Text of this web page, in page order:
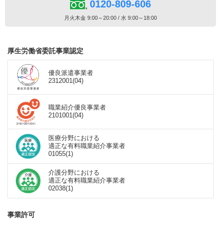
0120-809-606
月火木金 9:00～20:00 / 水 9:00～18:00
厚生労働省委託事業認定
優良派遣事業者
2312001(04)
職業紹介優良事業者
2101001(04)
医療分野における
適正な有料職業紹介事業者
01055(1)
介護分野における
適正な有料職業紹介事業者
02038(1)
事業許可